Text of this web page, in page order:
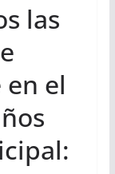
las
el